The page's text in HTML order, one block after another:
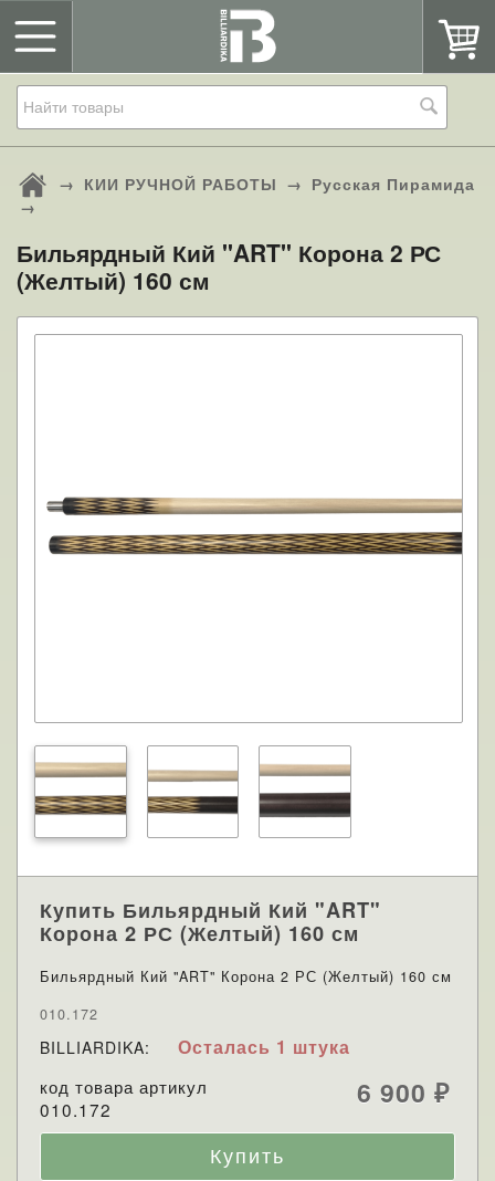
→ КИИ РУЧНОЙ РАБОТЫ → Русская Пирамида
→
Бильярдный Кий "ART" Корона 2 РС
(Желтый) 160 см
Купить Бильярдный Кий "ART"
Корона 2 РС (Желтый) 160 см
Бильярдный Кий "ART" Корона 2 РС (Желтый) 160 см
010.172
BILLIARDIKA: Осталась 1 штука
код товара артикул
010.172
6 900 ₽